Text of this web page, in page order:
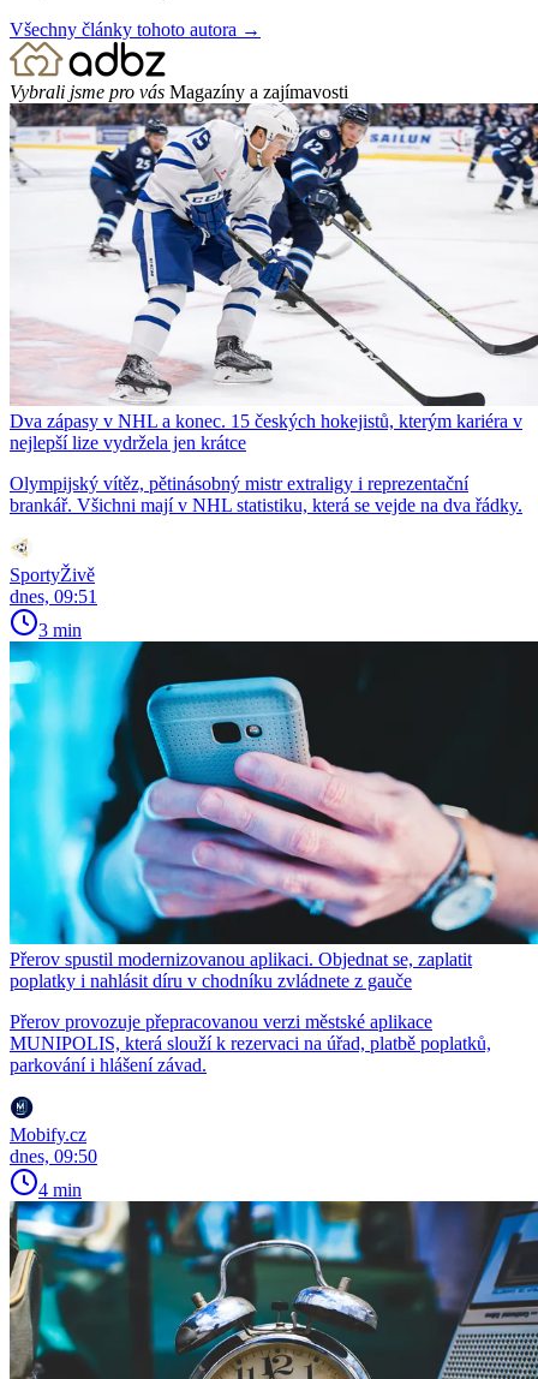
Všechny články tohoto autora →
Vybrali jsme pro vás Magazíny a zajímavosti
Dva zápasy v NHL a konec. 15 českých hokejistů, kterým kariéra v
nejlepší lize vydržela jen krátce
Olympijský vítěz, pětinásobný mistr extraligy i reprezentační
brankář. Všichni mají v NHL statistiku, která se vejde na dva řádky.
SportyŽivě
dnes, 09:51
3 min
Přerov spustil modernizovanou aplikaci. Objednat se, zaplatit
poplatky i nahlásit díru v chodníku zvládnete z gauče
Přerov provozuje přepracovanou verzi městské aplikace
MUNIPOLIS, která slouží k rezervaci na úřad, platbě poplatků,
parkování i hlášení závad.
Mobify.cz
dnes, 09:50
4 min